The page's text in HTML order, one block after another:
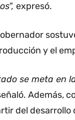
expresó.
y el
se meta
Además,
del